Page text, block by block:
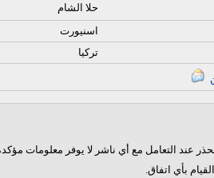
حلا الشام
اسنيورت
تركيا
عند التعامل مع أي ناشر لا يوفر معلومات
بأي اتفاق.